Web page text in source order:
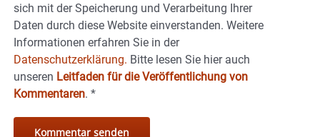
sich mit der Speicherung und Verarbeitung Ihrer
Daten durch diese Website einverstanden. Weitere
Informationen erfahren Sie in der
Datenschutzerklärung. Bitte lesen Sie hier auch
unseren Leitfaden für die Veröffentlichung von
Kommentaren. *